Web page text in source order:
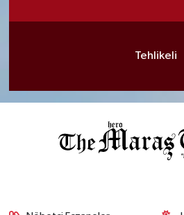
Tehlikeli